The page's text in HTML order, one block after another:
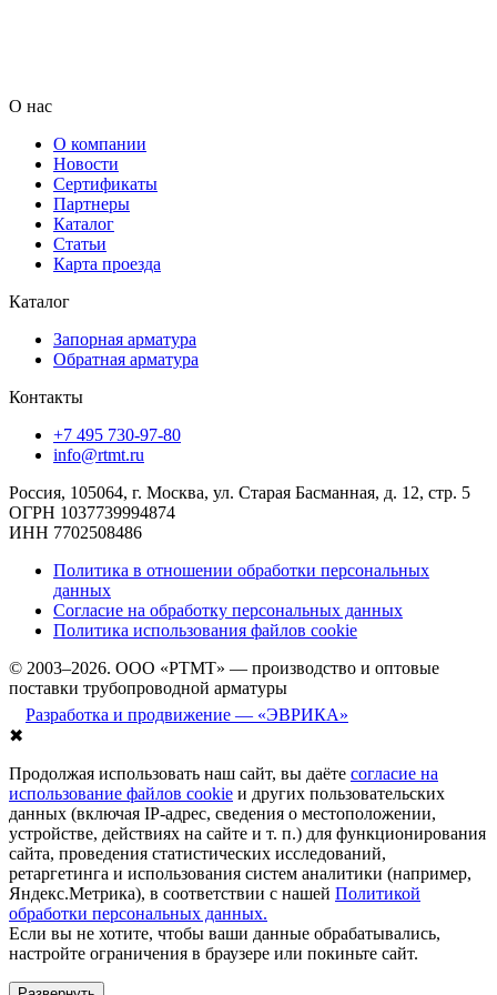
О нас
О компании
Новости
Сертификаты
Партнеры
Каталог
Статьи
Карта проезда
Каталог
Запорная арматура
Обратная арматура
Контакты
+7 495 730-97-80
info@rtmt.ru
Россия, 105064, г. Москва, ул. Старая Басманная, д. 12, стр. 5
ОГРН 1037739994874
ИНН 7702508486
Политика в отношении обработки персональных
данных
Согласие на обработку персональных данных
Политика использования файлов cookie
© 2003–2026. ООО «РТМТ» — производство и оптовые
поставки трубопроводной арматуры
Разработка и продвижение — «ЭВРИКА»
✖
Продолжая использовать наш сайт, вы даёте согласие на
использование файлов cookie и других пользовательских
данных (включая IP-адрес, сведения о местоположении,
устройстве, действиях на сайте и т. п.) для функционирования
сайта, проведения статистических исследований,
ретаргетинга и использования систем аналитики (например,
Яндекс.Метрика), в соответствии с нашей Политикой
обработки персональных данных.
Если вы не хотите, чтобы ваши данные обрабатывались,
настройте ограничения в браузере или покиньте сайт.